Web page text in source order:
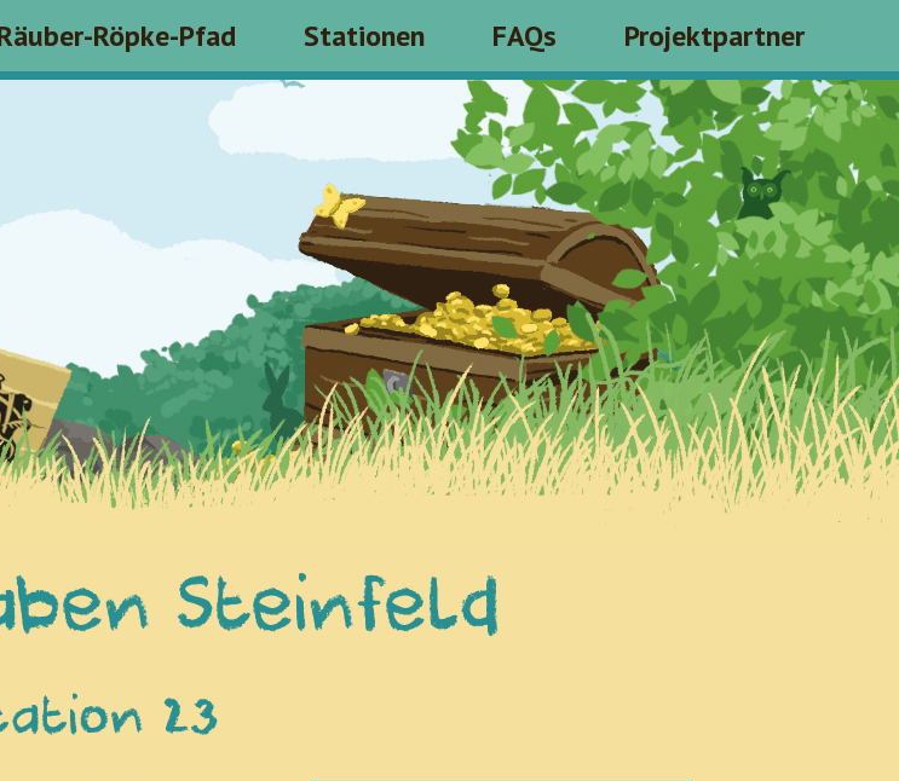
Röpke-Pfad Stationen FAQs Projektpartner
Steinfeld
23